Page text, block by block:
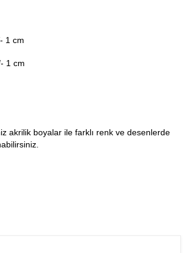
1 cm
1 cm
akrilik boyalar ile farklı renk ve desenlerde